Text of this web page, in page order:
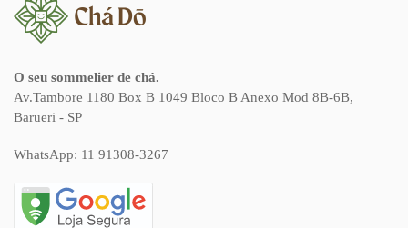
O seu sommelier de chá.
Av.Tambore 1180 Box B 1049 Bloco B Anexo Mod 8B-6B,
Barueri - SP
WhatsApp: 11 91308-3267